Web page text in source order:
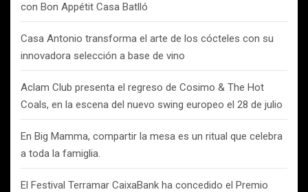
con Bon Appétit Casa Batlló
Casa Antonio transforma el arte de los cócteles con su
innovadora selección a base de vino
Aclam Club presenta el regreso de Cosimo & The Hot
Coals, en la escena del nuevo swing europeo el 28 de julio
En Big Mamma, compartir la mesa es un ritual que celebra
a toda la famiglia.
El Festival Terramar CaixaBank ha concedido el Premio